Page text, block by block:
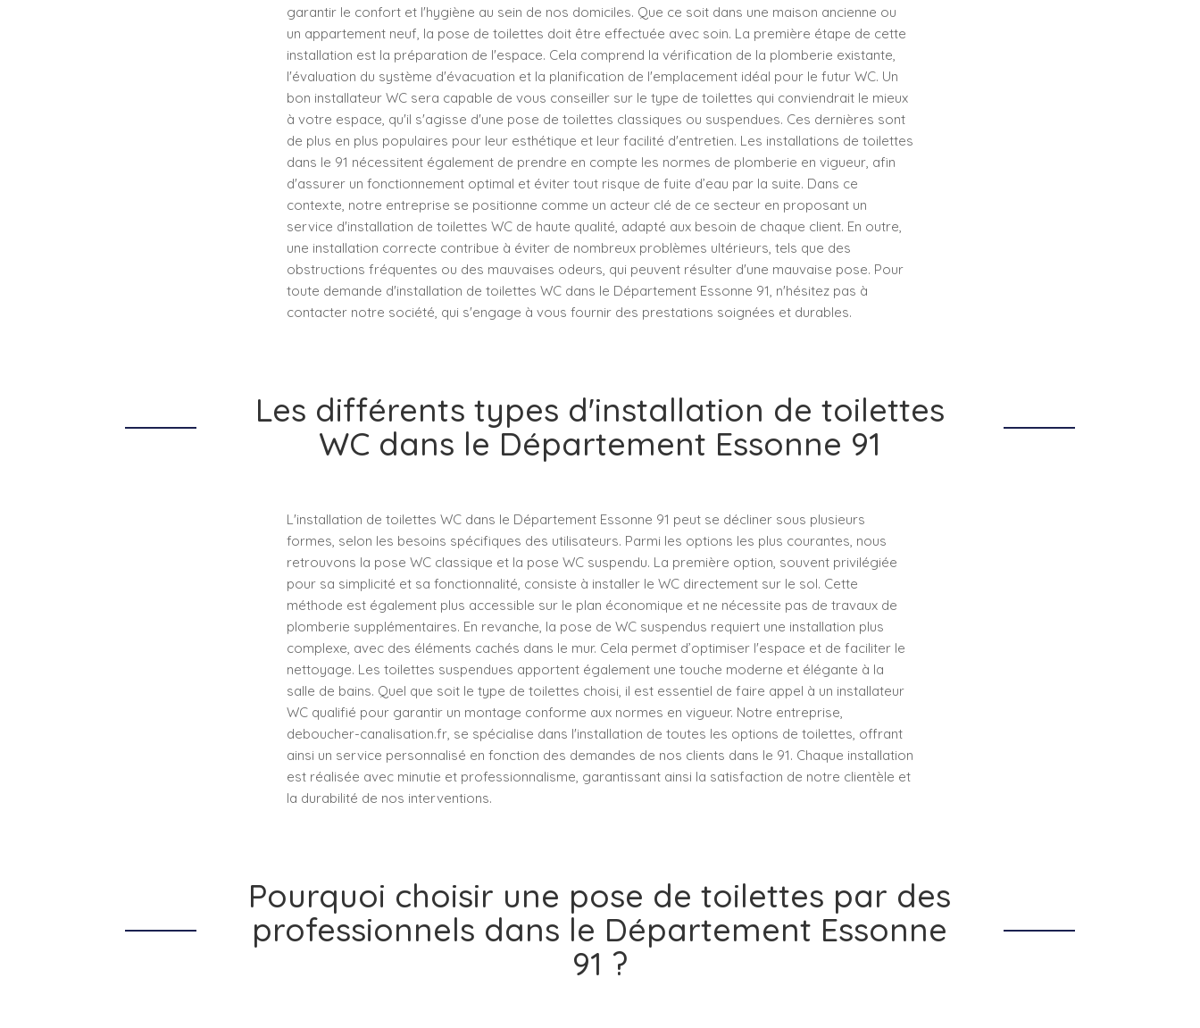
garantir le confort et l'hygiène au sein de nos domiciles. Que ce soit dans une maison ancienne ou
un appartement neuf, la pose de toilettes doit être effectuée avec soin. La première étape de cette
installation est la préparation de l'espace. Cela comprend la vérification de la plomberie existante,
l'évaluation du système d'évacuation et la planification de l'emplacement idéal pour le futur WC. Un
bon installateur WC sera capable de vous conseiller sur le type de toilettes qui conviendrait le mieux
à votre espace, qu'il s'agisse d'une pose de toilettes classiques ou suspendues. Ces dernières sont
de plus en plus populaires pour leur esthétique et leur facilité d'entretien. Les installations de toilettes
dans le 91 nécessitent également de prendre en compte les normes de plomberie en vigueur, afin
d'assurer un fonctionnement optimal et éviter tout risque de fuite d’eau par la suite. Dans ce
contexte, notre entreprise se positionne comme un acteur clé de ce secteur en proposant un
service d'installation de toilettes WC de haute qualité, adapté aux besoin de chaque client. En outre,
une installation correcte contribue à éviter de nombreux problèmes ultérieurs, tels que des
obstructions fréquentes ou des mauvaises odeurs, qui peuvent résulter d'une mauvaise pose. Pour
toute demande d'installation de toilettes WC dans le Département Essonne 91, n'hésitez pas à
contacter notre société, qui s'engage à vous fournir des prestations soignées et durables.
Les différents types d'installation de toilettes
WC dans le Département Essonne 91
L'installation de toilettes WC dans le Département Essonne 91 peut se décliner sous plusieurs
formes, selon les besoins spécifiques des utilisateurs. Parmi les options les plus courantes, nous
retrouvons la pose WC classique et la pose WC suspendu. La première option, souvent privilégiée
pour sa simplicité et sa fonctionnalité, consiste à installer le WC directement sur le sol. Cette
méthode est également plus accessible sur le plan économique et ne nécessite pas de travaux de
plomberie supplémentaires. En revanche, la pose de WC suspendus requiert une installation plus
complexe, avec des éléments cachés dans le mur. Cela permet d’optimiser l'espace et de faciliter le
nettoyage. Les toilettes suspendues apportent également une touche moderne et élégante à la
salle de bains. Quel que soit le type de toilettes choisi, il est essentiel de faire appel à un installateur
WC qualifié pour garantir un montage conforme aux normes en vigueur. Notre entreprise,
deboucher-canalisation.fr, se spécialise dans l'installation de toutes les options de toilettes, offrant
ainsi un service personnalisé en fonction des demandes de nos clients dans le 91. Chaque installation
est réalisée avec minutie et professionnalisme, garantissant ainsi la satisfaction de notre clientèle et
la durabilité de nos interventions.
Pourquoi choisir une pose de toilettes par des
professionnels dans le Département Essonne
91 ?